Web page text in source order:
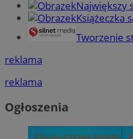
Największy
Książeczka
Tworzenie
reklama
reklama
Ogłoszenia